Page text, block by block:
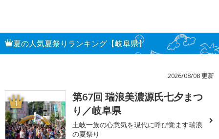
夏の人気夏祭りランキング【岐阜県】
2026/08/08 更新
1
第67回 瑞浪美濃源氏七夕まつ
り／岐阜県
土岐一族の心意気を現代に呼び覚ます瑞浪
の夏祭り